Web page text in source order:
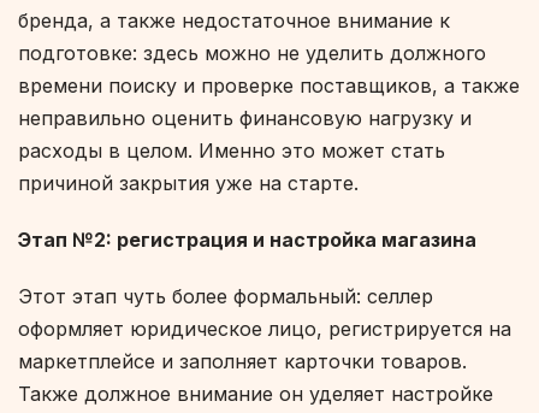
бренда, а также недостаточное внимание к
подготовке: здесь можно не уделить должного
времени поиску и проверке поставщиков, а также
неправильно оценить финансовую нагрузку и
расходы в целом. Именно это может стать
причиной закрытия уже на старте.
Этап №2: регистрация и настройка магазина
Этот этап чуть более формальный: селлер
оформляет юридическое лицо, регистрируется на
маркетплейсе и заполняет карточки товаров.
Также должное внимание он уделяет настройке